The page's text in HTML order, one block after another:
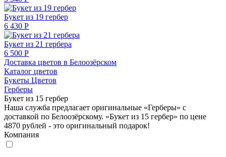
Букет из 19 гербер
6 430 Р
Букет из 21 гербера
6 500 Р
Доставка цветов в Белоозёрском
Каталог цветов
Букеты Цветов
Герберы
Букет из 15 гербер
Наша служба предлагает оригинальные «Герберы» с
доставкой по Белоозёрскому. «Букет из 15 гербер» по цене
4870 рублей - это оригинальный подарок!
Компания